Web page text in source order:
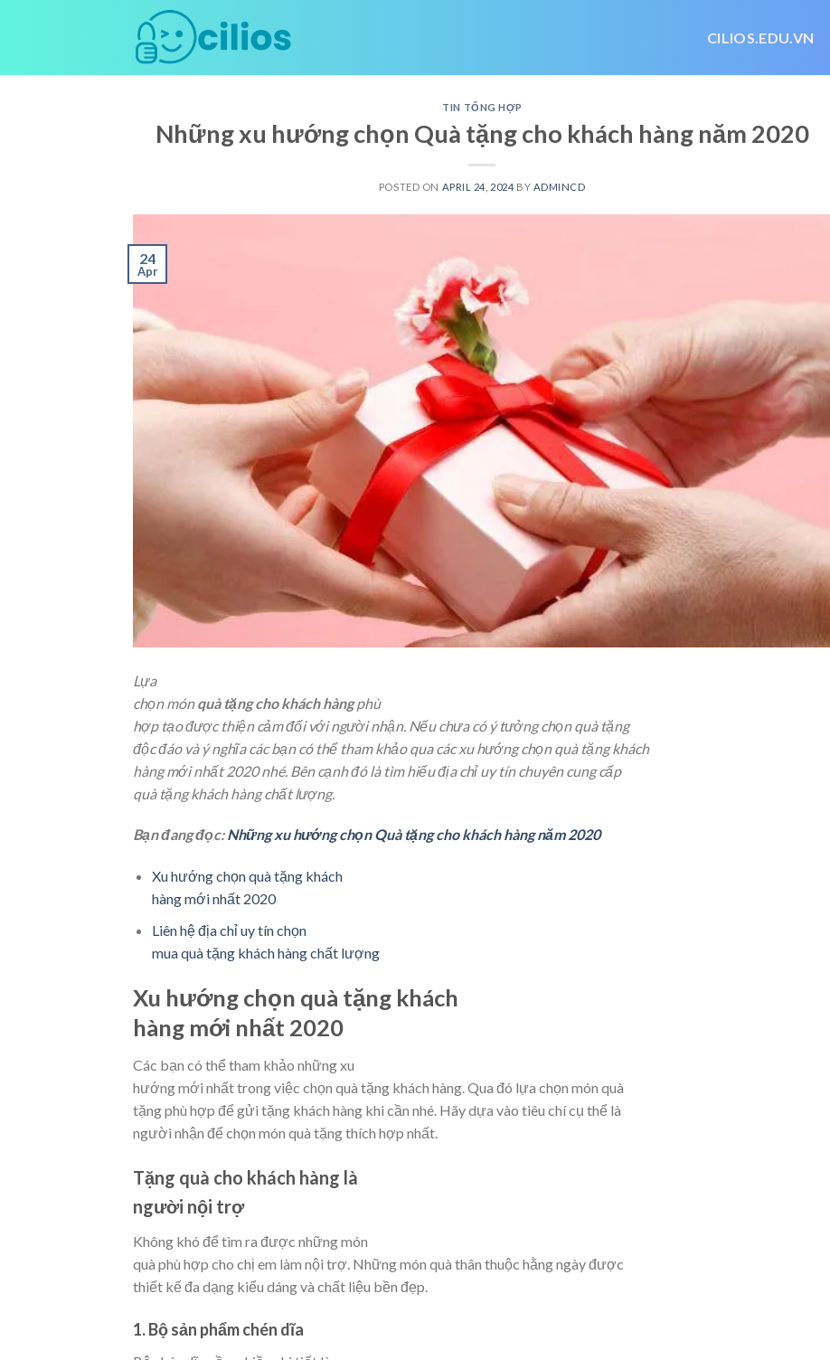
CILIOS.EDU.VN
TIN TỔNG HỢP
Những xu hướng chọn Quà tặng cho khách hàng năm 2020
POSTED ON APRIL 24, 2024 BY ADMINCD
24
Apr
Lựa
chọn mónquà tặng cho khách hàngphù
hợp tạo được thiện cảm đối với người nhận. Nếu chưa có ý tưởng chọn quà tặng
độc đáo và ý nghĩa các bạn có thể tham khảo qua các xu hướng chọn quà tặng khách
hàng mới nhất 2020 nhé. Bên cạnh đó là tìm hiểu địa chỉ uy tín chuyên cung cấp
quà tặng khách hàng chất lượng.
Bạn đang đọc:Những xu hướng chọn Quà tặng cho khách hàng năm 2020
Xu hướng chọn quà tặng khách
hàng mới nhất 2020
Liên hệ địa chỉ uy tín chọn
mua quà tặng khách hàng chất lượng
Xu hướng chọn quà tặng khách
hàng mới nhất 2020
Các bạn có thể tham khảo những xu
hướng mới nhất trong việc chọn quà tặng khách hàng. Qua đó lựa chọn món quà
tặng phù hợp để gửi tặng khách hàng khi cần nhé. Hãy dựa vào tiêu chí cụ thể là
người nhận để chọn món quà tặng thích hợp nhất.
Tặng quà cho khách hàng là
người nội trợ
Không khó để tìm ra được những món
quà phù hợp cho chị em làm nội trợ. Những món quà thân thuộc hằng ngày được
thiết kế đa dạng kiểu dáng và chất liệu bền đẹp.
1. Bộ sản phẩm chén dĩa